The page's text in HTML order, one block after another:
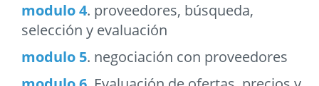
modulo 4. proveedores, búsqueda,
selección y evaluación
modulo 5. negociación con proveedores